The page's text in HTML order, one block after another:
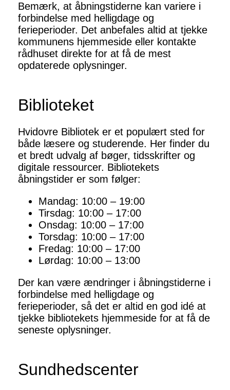
Bemærk, at åbningstiderne kan variere i
forbindelse med helligdage og
ferieperioder. Det anbefales altid at tjekke
kommunens hjemmeside eller kontakte
rådhuset direkte for at få de mest
opdaterede oplysninger.
Biblioteket
Hvidovre Bibliotek er et populært sted for
både læsere og studerende. Her finder du
et bredt udvalg af bøger, tidsskrifter og
digitale ressourcer. Bibliotekets
åbningstider er som følger:
Mandag: 10:00 – 19:00
Tirsdag: 10:00 – 17:00
Onsdag: 10:00 – 17:00
Torsdag: 10:00 – 17:00
Fredag: 10:00 – 17:00
Lørdag: 10:00 – 13:00
Der kan være ændringer i åbningstiderne i
forbindelse med helligdage og
ferieperioder, så det er altid en god idé at
tjekke bibliotekets hjemmeside for at få de
seneste oplysninger.
Sundhedscenter